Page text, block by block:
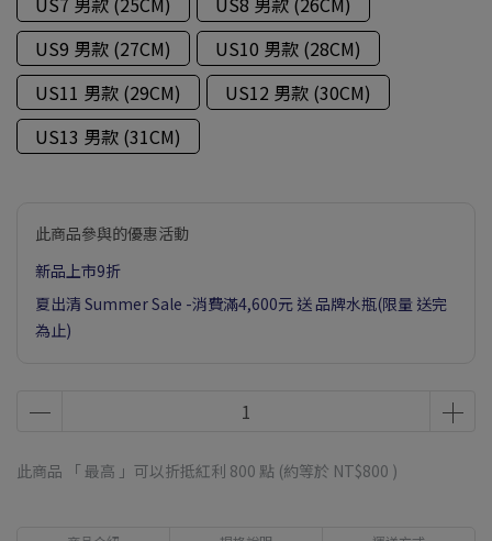
US9 男款 (27CM)
US10 男款 (28CM)
US11 男款 (29CM)
US12 男款 (30CM)
US13 男款 (31CM)
此商品參與的優惠活動
新品上市9折
夏出清 Summer Sale -消費滿4,600元 送 品牌水瓶(限量 送完
為止)
此商品 「 最高 」可以折抵紅利 800 點 (約等於 NT$800 )